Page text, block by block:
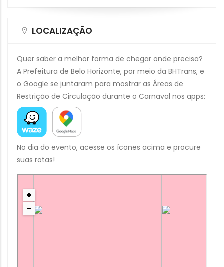
LOCALIZAÇÃO
Quer saber a melhor forma de chegar onde precisa?
A Prefeitura de Belo Horizonte, por meio da BHTrans, e
o Google se juntaram para mostrar as Áreas de
Restrição de Circulação durante o Carnaval nos apps:
No dia do evento, acesse os ícones acima e procure
suas rotas!